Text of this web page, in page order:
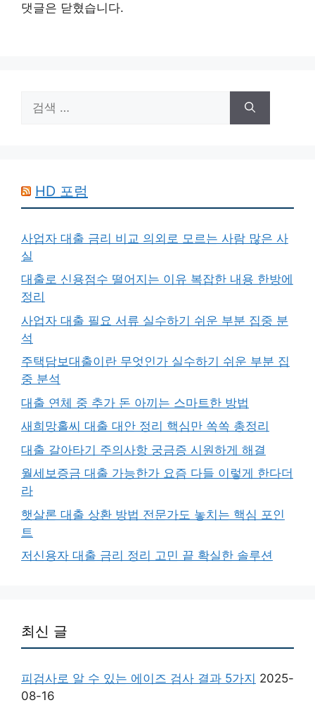
댓글은 닫혔습니다.
색:
HD 포럼
사업자 대출 금리 비교 의외로 모르는 사람 많은 사
실
대출로 신용점수 떨어지는 이유 복잡한 내용 한방에
정리
사업자 대출 필요 서류 실수하기 쉬운 부분 집중 분
석
주택담보대출이란 무엇인가 실수하기 쉬운 부분 집
중 분석
대출 연체 중 추가 돈 아끼는 스마트한 방법
새희망홀씨 대출 대안 정리 핵심만 쏙쏙 총정리
대출 갈아타기 주의사항 궁금증 시원하게 해결
월세보증금 대출 가능한가 요즘 다들 이렇게 한다더
라
햇살론 대출 상환 방법 전문가도 놓치는 핵심 포인
트
저신용자 대출 금리 정리 고민 끝 확실한 솔루션
최신 글
피검사로 알 수 있는 에이즈 검사 결과 5가지 2025-
08-16